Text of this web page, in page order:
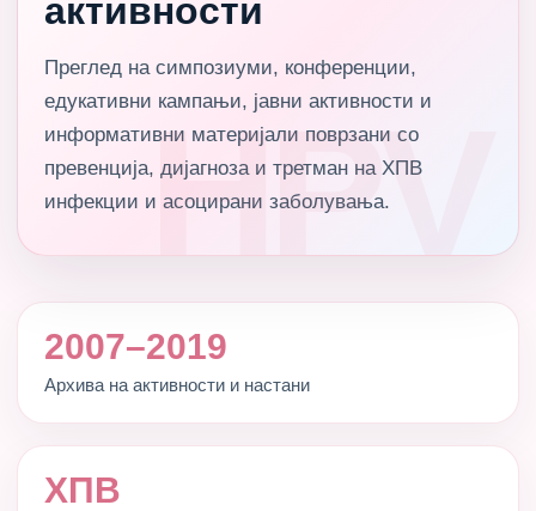
активности
Преглед на симпозиуми, конференции,
едукативни кампањи, јавни активности и
информативни материјали поврзани со
превенција, дијагноза и третман на ХПВ
инфекции и асоцирани заболувања.
2007–2019
Архива на активности и настани
ХПВ